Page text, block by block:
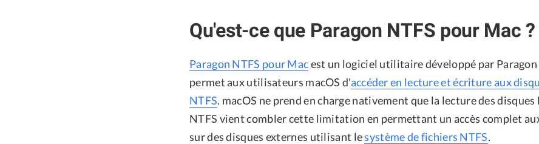
Qu'est-ce que Paragon NTFS pour Mac ?
Paragon NTFS pour Macest un logiciel utilitaire développé par
permet aux utilisateurs macOS d'accéder en lecture et écriture aux
NTFS. macOS ne prend en charge nativement que la lecture des disques
NTFS vient combler cette limitation en permettant un accès complet
sur des disques externes utilisant lesystème de fichiers NTFS.